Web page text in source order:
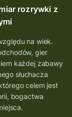
rozrywki z
na wiek.
gier
każdej zabawy
słuchacza
celem jest
bogactwa